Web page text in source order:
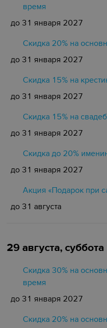
время
до 31 января 2027
Скидка 20% на
до 31 января 2027
Скидка 15% на
до 31 января 2027
Cкидка 15% на
до 31 января 2027
Скидка до 20%
до 31 января 2027
Акция «Подарок при
до 31 августа
29 августа, суббота
Скидка 30% на
время
до 31 января 2027
Скидка 20% на